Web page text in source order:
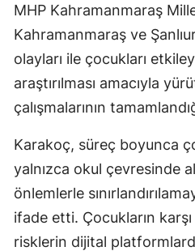
MHP Kahramanmaraş
Kahramanmaraş ve
olayları ile çocukları
araştırılması amacıyla
çalışmalarının
Karakoç, süreç boyunca
yalnızca okul çevresinde
önlemlerle
ifade etti. Çocukların karşı
risklerin dijital